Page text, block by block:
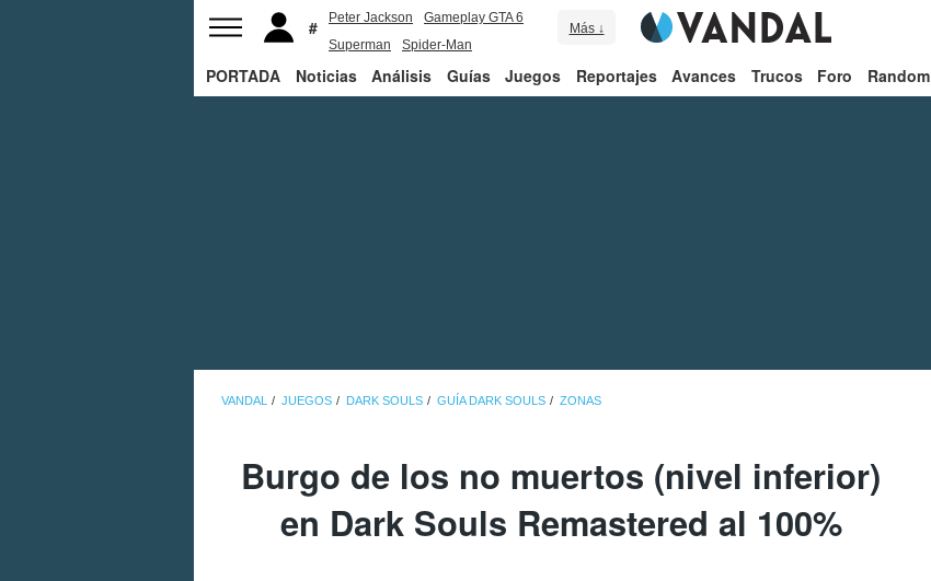
Peter Jackson
Gameplay GTA 6
Superman
Spider-Man
Más ↓
PORTADA Noticias Análisis Guías Juegos Reportajes Avances Trucos Foro Random
VANDAL JUEGOS DARK SOULS GUÍA DARK SOULS ZONAS
Burgo de los no muertos (nivel inferior)
en Dark Souls Remastered al 100%